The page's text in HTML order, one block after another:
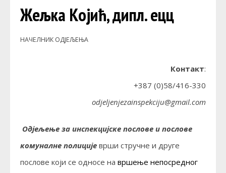
Жељка Којић, дипл. ецц
НАЧЕЛНИК ОДЈЕЉЕЊА
Контакт:
+387 (0)58/416-330
odjeljenjezainspekciju@gmail.com
Одјељење за инспекцијске послове и послове
комуналне полиције врши стручне и друге
послове који се односе на вршење непосредног